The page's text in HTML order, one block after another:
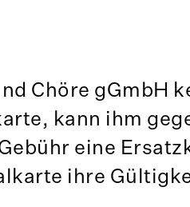
Chöre gGmbH
kann ihm
eine
ihre